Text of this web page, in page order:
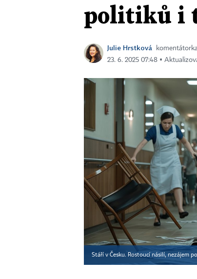
politiků i
Julie Hrstková
23. 6. 2025 07:48 ▪
Stáří v Česku. Rostoucí násilí, nezájem